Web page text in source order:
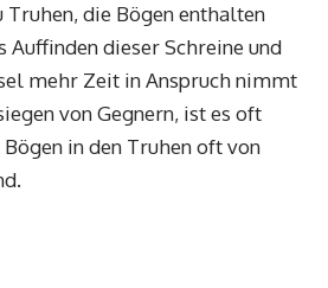
Truhen, die Bögen enthalten
Auffinden dieser Schreine und
mehr Zeit in Anspruch nimmt
von Gegnern, ist es oft
in den Truhen oft von